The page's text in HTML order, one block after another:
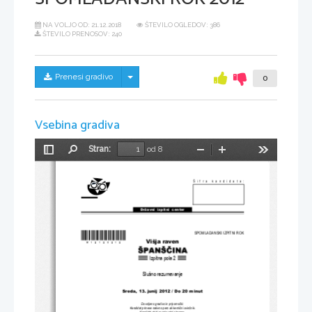
NA VOLJO OD: 21.12.2018
ŠTEVILO OGLEDOV: 386
ŠTEVILO PRENOSOV: 240
Prenesi gradivo Skrij/prikaži meni 0
Vsebina gradiva
Preklopi
Stran:
od 8
Pomanjšaj
Izpitna pola 2
Slušno razumevanje
Dovoljeno gradivo in pripomočki:
Kandidat prinese nalivno pero ali kemični svinčnik.
SPOMLADANSKI IZPITNI ROK
Sreda, 13. junij 2012 / Do 20 minut
Višja raven
Državni  izpitni  center
Šifra kandidata: